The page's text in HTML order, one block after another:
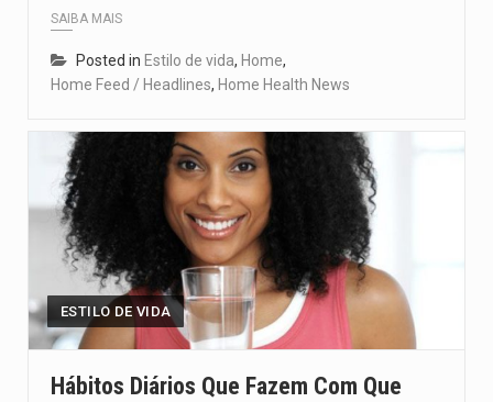
SAIBA MAIS
Posted in Estilo de vida, Home,
Home Feed / Headlines, Home Health News
ESTILO DE VIDA
Hábitos Diários Que Fazem Com Que